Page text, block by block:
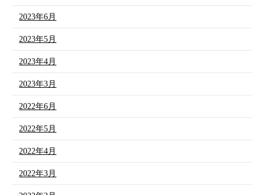
2023年6月
2023年5月
2023年4月
2023年3月
2022年6月
2022年5月
2022年4月
2022年3月